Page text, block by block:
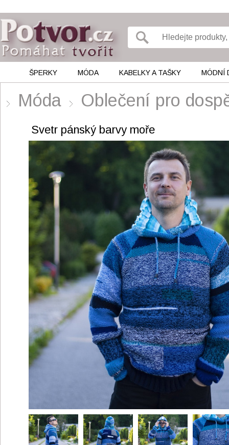
ŠPERKY MÓDA KABELKY A TAŠKY MÓDNÍ
Móda Oblečení pro
Svetr pánský barvy moře